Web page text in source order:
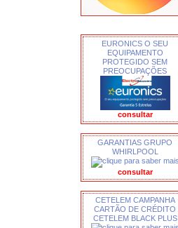
EURONICS O SEU
EQUIPAMENTO
PROTEGIDO SEM
PREOCUPAÇÕES
consultar
GARANTIAS GRUPO
WHIRLPOOL
consultar
CETELEM CAMPANHA
CARTÃO DE CRÉDITO
CETELEM BLACK PLUS